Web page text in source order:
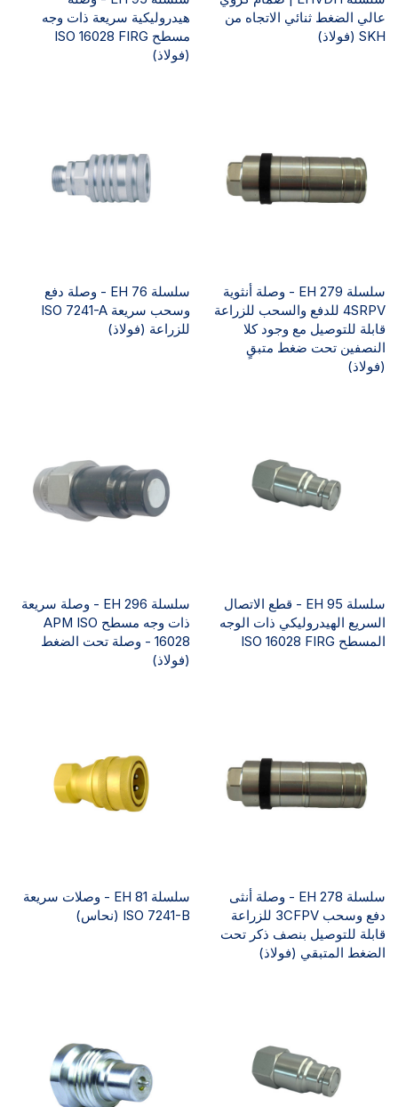
عالي الضغط ثنائي الاتجاه من
SKH (فولاذ)
هيدروليكية سريعة ذات وجه
مسطح ISO 16028 FIRG
(فولاذ)
سلسلة EH 279 - وصلة أنثوية
4SRPV للدفع والسحب للزراعة
قابلة للتوصيل مع وجود كلا
النصفين تحت ضغط متبقٍ
(فولاذ)
سلسلة EH 76 - وصلة دفع
وسحب سريعة ISO 7241-A
للزراعة (فولاذ)
سلسلة EH 95 - قطع الاتصال
السريع الهيدروليكي ذات الوجه
المسطح ISO 16028 FIRG
سلسلة EH 296 - وصلة سريعة
ذات وجه مسطح APM ISO
16028 - وصلة تحت الضغط
(فولاذ)
سلسلة EH 278 - وصلة أنثى
دفع وسحب 3CFPV للزراعة
قابلة للتوصيل بنصف ذكر تحت
الضغط المتبقي (فولاذ)
سلسلة EH 81 - وصلات سريعة
ISO 7241-B (نحاس)